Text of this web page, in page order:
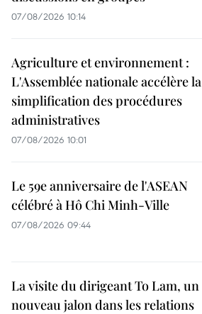
07/08/2026 10:14
Agriculture et environnement :
L'Assemblée nationale accélère la
simplification des procédures
administratives
07/08/2026 10:01
Le 59e anniversaire de l'ASEAN
célébré à Hô Chi Minh-Ville
07/08/2026 09:44
La visite du dirigeant To Lam, un
nouveau jalon dans les relations